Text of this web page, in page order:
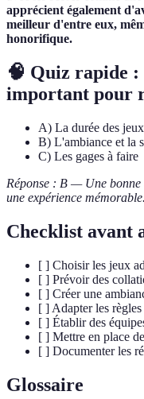
apprécient également
meilleur d'entre eux,
honorifique.
🧠 Quiz rapide :
important pour
A) La durée des jeux
B) L'ambiance et la
C) Les gages à faire
Réponse : B — Une bonne
une expérience mémorable.
Checklist avant
[ ] Choisir les jeux
[ ] Prévoir des
[ ] Créer une
[ ] Adapter les
[ ] Établir des
[ ] Mettre en place
[ ] Documenter les
Glossaire